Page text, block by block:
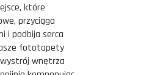
które
przyciąga
i podbija serca
fototapety
wnętrza